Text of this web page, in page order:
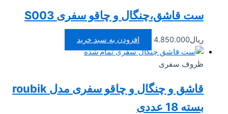
ست قاشق،چنگال و چاقو سفری S003
4.850.000
افزودن به سبد خرید
تمام شده
ظروف سفری
قاشق و چنگال و چاقو سفری مدل roubik
بسته 18 عددی